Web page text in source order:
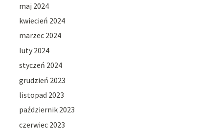
maj 2024
kwiecień 2024
marzec 2024
luty 2024
styczeń 2024
grudzień 2023
listopad 2023
październik 2023
czerwiec 2023